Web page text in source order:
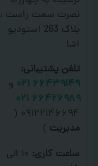
نصرت سمت راست ،
پلاک 263 استودیو
اشا
تلفن پشتیبانی:
۶۶۴۳۹۱۴۹ ۰۲۱
و
۶۶۴۲۶۹۸۹ ۰۲۱
۰۹۱۲۲۱۴۶۶۹۴ (
مدیریت )
ساعت کاری:
۱۰ الی